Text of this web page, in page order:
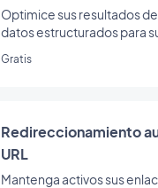
Optimice sus resultados
datos estructurados para
Gratis
Redireccionamiento
URL
Mantenga activos sus